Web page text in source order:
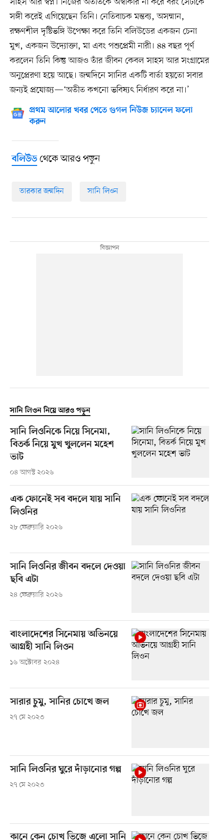
সঙ্গী করেই এগিয়েছেন তিনি। নেতিবাচক মন্তব্য, অসম্মান,
রক্ষণশীল দৃষ্টিভঙ্গি উপেক্ষা করে তিনি বলিউডের একজন চেনা
মুখ, একজন উদ্যোক্তা, মা এবং পশুপ্রেমী নারী। ৪৪ বছর পূর্ণ
করলেন তিনি কিন্তু আজও তাঁর জীবন কেবল সাহস আর সংগ্রামের
অনুপ্রেরণা হয়ে আছে। জন্মদিনে সানির একটি বার্তা হয়তো সবার
জন্যই প্রযোজ্য—‘অতীত কখনো ভবিষ্যৎ নির্ধারণ করে না।’
প্রথম আলোর খবর পেতে গুগল নিউজ চ্যানেল ফলো
করুন
বলিউডথেকে আরও পড়ুন
তারকার জন্মদিন সানি লিওন
সানি লিওন নিয়ে আরও পড়ুন
সানি লিওনিকে নিয়ে সিনেমা,
বিতর্ক নিয়ে মুখ খুললেন মহেশ
ভাট
০৪ আগস্ট ২০২৬
এক ফোনেই সব বদলে যায় সানি
লিওনির
২৮ ফেব্রুয়ারি ২০২৬
সানি লিওনির জীবন বদলে দেওয়া
ছবি এটা
২৪ ফেব্রুয়ারি ২০২৬
বাংলাদেশের সিনেমায় অভিনয়ে
আগ্রহী সানি লিওন
১৬ অক্টোবর ২০২৪
সারার চুমু, সানির চোখে জল
২৭ মে ২০২৩
সানি লিওনির ঘুরে দাঁড়ানোর গল্প
২৭ মে ২০২৩
কানে কেন চোখ ভিজে এলো সানি